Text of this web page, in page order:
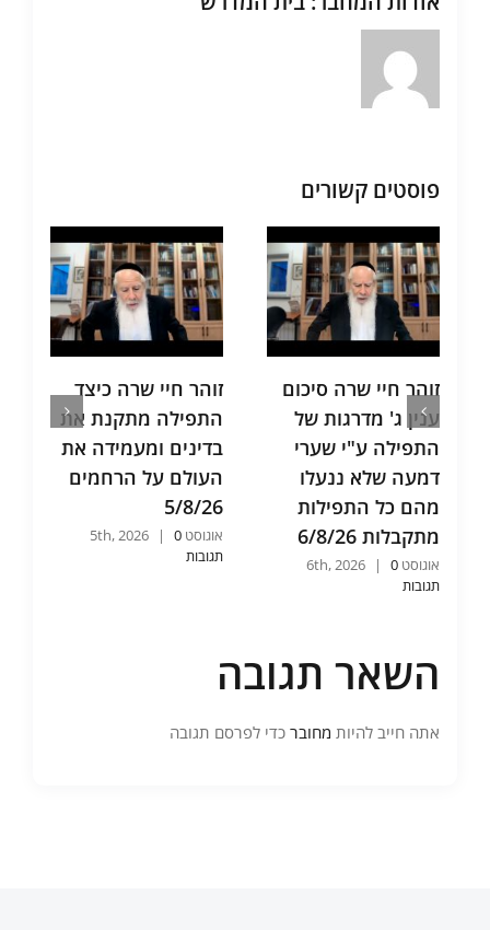
פוסטים קשורים
זוהר חיי שרה סיכום
ענין ג' מדרגות של
התפילה ע"י שערי
דמעה שלא ננעלו
מהם כל התפילות
מתקבלות 6/8/26
אוגוסט 6th, 2026 |
0
תגובות
זוהר חיי שרה כיצד
התפילה מתקנת את
בדינים ומעמידה את
העולם על הרחמים
5/8/26
אוגוסט 5th, 2026 |
0
תגובות
השאר תגובה
אתה חייב להיות מחובר כדי לפרסם תגובה